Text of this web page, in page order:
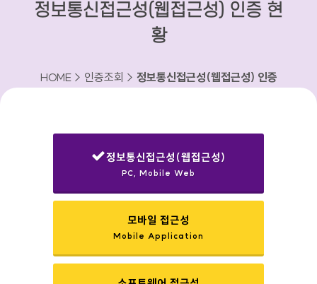
정보통신접근성(웹접근성) 인증 현
황
HOME > 인증조회 > 정보통신접근성(웹접근성) 인증
정보통신접근성(웹접근성)
PC, Mobile Web
모바일 접근성
Mobile Application